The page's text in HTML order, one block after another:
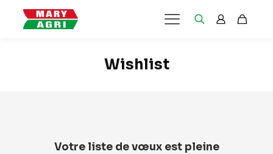
Wishlist
Votre liste de vœux est pleine